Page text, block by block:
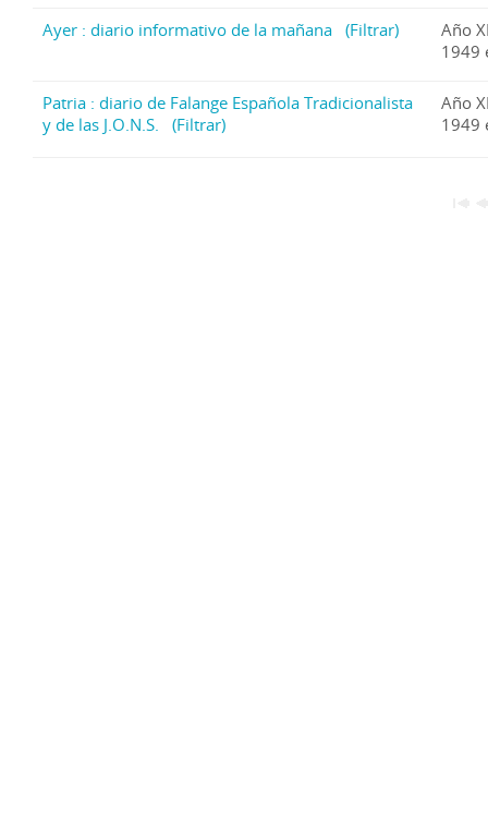
Ayer : diario informativo de la mañana (Filtrar)
Año
1949
Patria : diario de Falange Española Tradicionalista
y de las J.O.N.S.
(Filtrar)
Año
1949